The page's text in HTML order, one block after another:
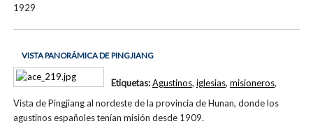
1929
VISTA PANORÁMICA DE PINGJIANG
Vista de Pingjiang al nordeste de la provincia de Hunan, donde los
agustinos españoles tenían misión desde 1909.
Etiquetas:Agustinos, iglesias, misioneros,